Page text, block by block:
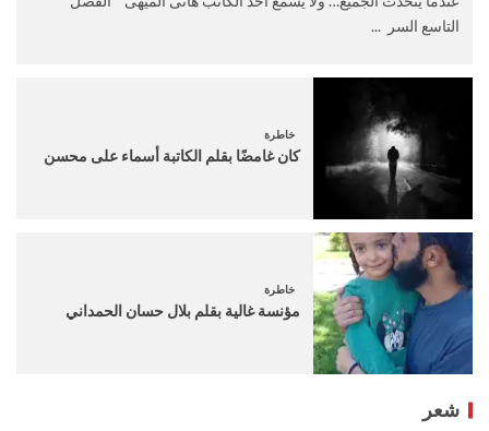
التاسع السر ...
خاطرة
كان غامضًا بقلم الكاتبة أسماء على محسن
خاطرة
مؤنسة غالية بقلم بلال حسان الحمداني
شعر